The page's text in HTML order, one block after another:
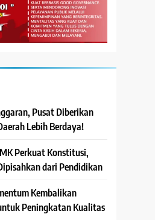
Pusat Diberikan
Lebih Berdaya!
Perkuat Konstitusi,
dari Pendidikan
Kembalikan
Peningkatan Kualitas